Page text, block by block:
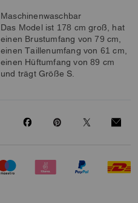
Maschinenwaschbar
Das Model ist 178 cm groß, hat
einen Brustumfang von 79 cm,
einen Taillenumfang von 61 cm,
einen Hüftumfang von 89 cm
und trägt Größe S.